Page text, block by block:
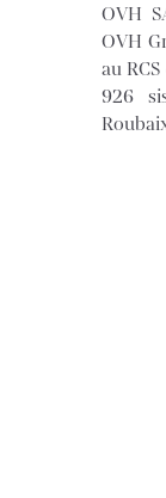
OVH
OVH
au
926